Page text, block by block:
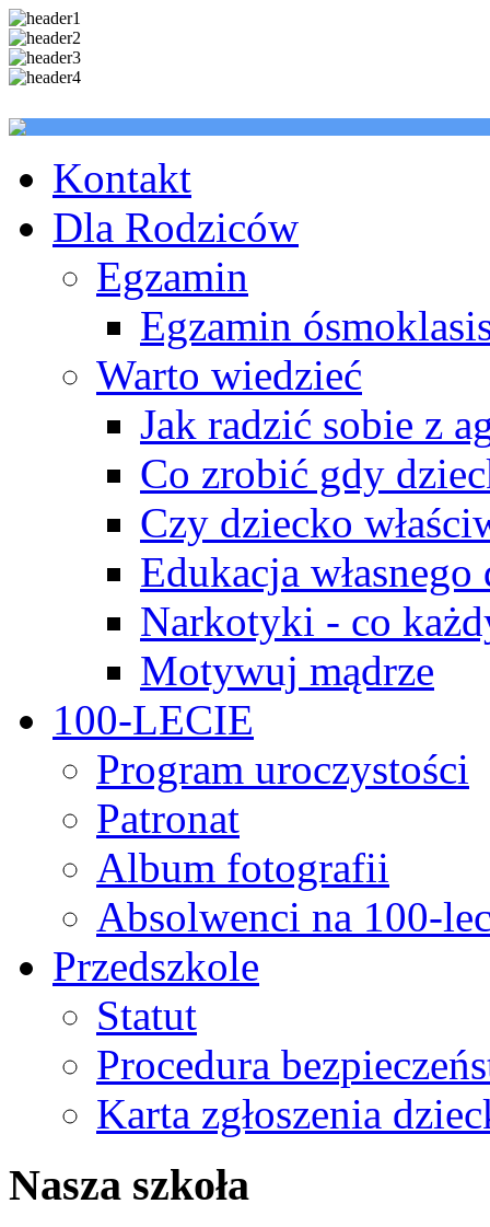
Kontakt
Dla Rodziców
Egzamin
Egzamin
Warto wiedzieć
Jak radzić sobie z
Co zrobić gdy
Czy dziecko
Edukacja własnego
Narkotyki - co
Motywuj mądrze
100-LECIE
Program uroczystości
Patronat
Album fotografii
Absolwenci na 100-
Przedszkole
Statut
Procedura
Karta zgłoszenia
Nasza szkoła